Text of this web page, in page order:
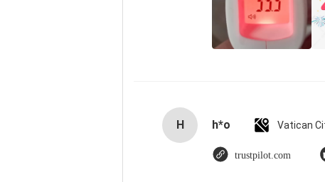
H h*o
trustpilot.com